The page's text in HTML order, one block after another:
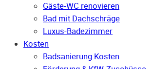
Gäste-WC renovieren
Bad mit Dachschräge
Luxus-Badezimmer
Kosten
Badsanierung Kosten